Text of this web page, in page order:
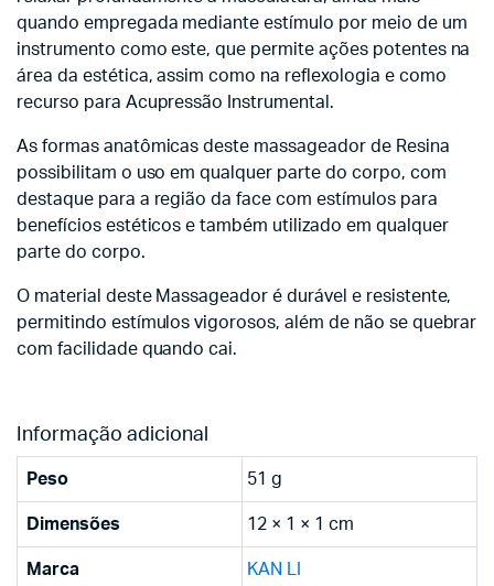
quando empregada mediante estímulo por meio de um
instrumento como este, que permite ações potentes na
área da estética, assim como na reflexologia e como
recurso para Acupressão Instrumental.
As formas anatômicas deste massageador de Resina
possibilitam o uso em qualquer parte do corpo, com
destaque para a região da face com estímulos para
benefícios estéticos e também utilizado em qualquer
parte do corpo.
O material deste Massageador é durável e resistente,
permitindo estímulos vigorosos, além de não se quebrar
com facilidade quando cai.
Informação adicional
Peso 51 g
Dimensões 12 × 1 × 1 cm
Marca KAN LI